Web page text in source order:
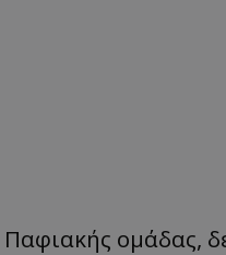
ομάδας,